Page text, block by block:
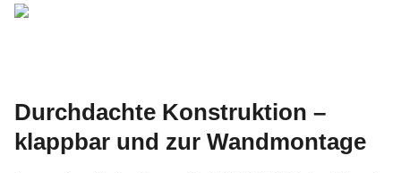
Durchdachte Konstruktion –
klappbar und zur Wandmontage